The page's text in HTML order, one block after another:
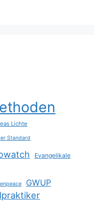
Lichte
Standard
Evangelikale
GWUP